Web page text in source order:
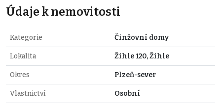
Údaje k nemovitosti
Kategorie Činžovní domy
Lokalita Žihle 120, Žihle
Okres Plzeň-sever
Vlastnictví Osobní